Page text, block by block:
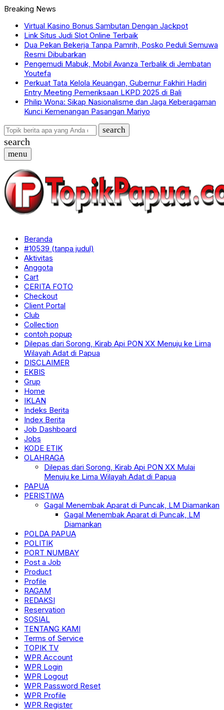
Breaking News
Virtual Kasino Bonus Sambutan Dengan Jackpot
Link Situs Judi Slot Online Terbaik
Dua Pekan Bekerja Tanpa Pamrih, Posko Peduli Semuwa
Resmi Dibubarkan
Pengemudi Mabuk, Mobil Avanza Terbalik di Jembatan
Youtefa
Perkuat Tata Kelola Keuangan, Gubernur Fakhiri Hadiri
Entry Meeting Pemeriksaan LKPD 2025 di Bali
Philip Wona: Sikap Nasionalisme dan Jaga Keberagaman
Kunci Kemenangan Pasangan Mariyo
search
search
menu
Beranda
#10539 (tanpa judul)
Aktivitas
Anggota
Cart
CERITA FOTO
Checkout
Client Portal
Club
Collection
contoh popup
Dilepas dari Sorong, Kirab Api PON XX Menuju ke Lima
Wilayah Adat di Papua
DISCLAIMER
EKBIS
Grup
Home
IKLAN
Indeks Berita
Index Berita
Job Dashboard
Jobs
KODE ETIK
OLAHRAGA
Dilepas dari Sorong, Kirab Api PON XX Mulai
Menuju ke Lima Wilayah Adat di Papua
PAPUA
PERISTIWA
Gagal Menembak Aparat di Puncak, LM Diamankan
Gagal Menembak Aparat di Puncak, LM
Diamankan
POLDA PAPUA
POLITIK
PORT NUMBAY
Post a Job
Product
Profile
RAGAM
REDAKSI
Reservation
SOSIAL
TENTANG KAMI
Terms of Service
TOPIK TV
WPR Account
WPR Login
WPR Logout
WPR Password Reset
WPR Profile
WPR Register